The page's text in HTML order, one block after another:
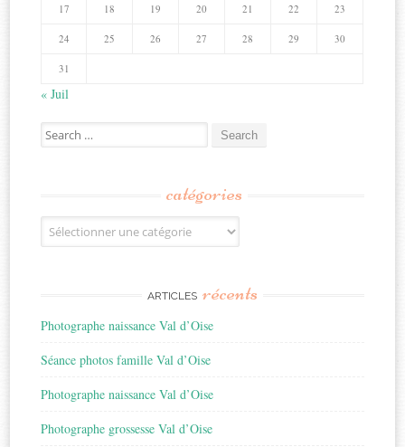
17 18 19 20 21 22 23
24 25 26 27 28 29 30
31
« Juil
Search
for:
catégories
Catégories
ARTICLES récents
Photographe naissance Val d’Oise
Séance photos famille Val d’Oise
Photographe naissance Val d’Oise
Photographe grossesse Val d’Oise